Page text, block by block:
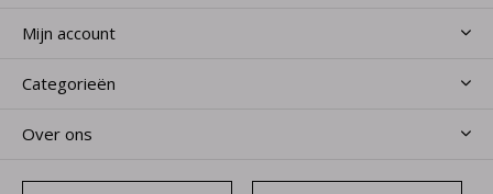
Mijn account
Categorieën
Over ons